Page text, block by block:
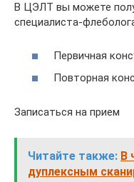
В ЦЭЛТ вы можете
специалиста-
Первичная
Повторная
Записаться на прием
Читайте также: В
дуплексным